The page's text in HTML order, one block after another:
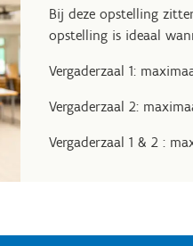
Bij deze opstelling
opstelling is ideaal
Vergaderzaal 1:
Vergaderzaal 2:
Vergaderzaal 1 & 2 :